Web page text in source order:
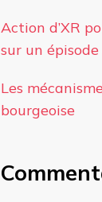
Action d’XR
sur un
Les
bourgeoise